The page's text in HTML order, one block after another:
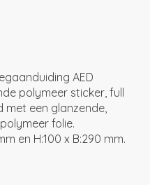
AED
polymeer sticker, full
een glanzende,
folie.
en H:100 x B:290 mm.
is